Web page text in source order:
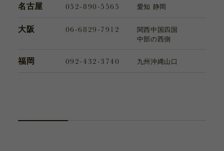
名古屋 052-890-5565 愛知 静岡
大阪 06-6829-7912 関西中国四国
中部の西側
福岡 092-432-3740 九州沖縄山口